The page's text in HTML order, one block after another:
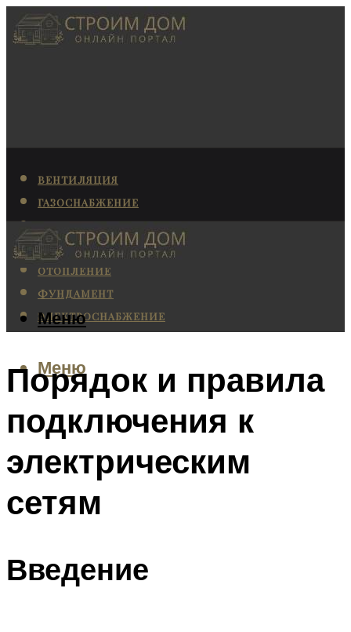
ВЕНТИЛЯЦИЯ
ГАЗОСНАБЖЕНИЕ
КАНАЛИЗАЦИЯ
КОНДИЦИОНИРОВАНИЕ
ОТОПЛЕНИЕ
ФУНДАМЕНТ
ЭЛЕКТРОСНАБЖЕНИЕ
Меню
Меню
Порядок и правила
подключения к
электрическим
сетям
Введение